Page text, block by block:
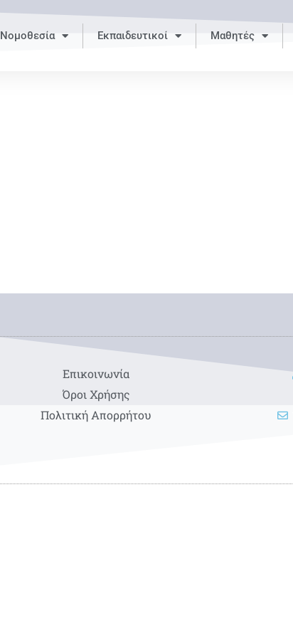
Νομοθεσία Εκπαιδευτικοί Μαθητές
Eπικοινωνία
Όροι Χρήσης
Πολιτική Απορρήτου